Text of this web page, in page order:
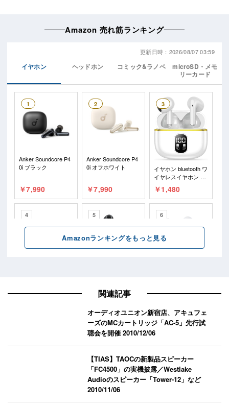
関連記事
オーディオユニオン新宿店、アキュフェ
ーズのMCカートリッジ「AC-5」先行試
聴会を開催2010/12/06
【TIAS】TAOCの新製品スピーカー
「FC4500」の実機披露／Westlake
Audioのスピーカー「Tower-12」など
2010/11/06